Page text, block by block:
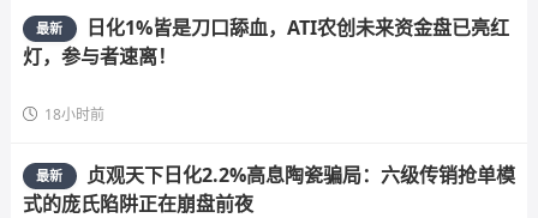
最新
日化1%皆是刀口舔血，ATI农创未来资金盘已亮红
灯，参与者速离！
18小时前
最新
贞观天下日化2.2%高息陶瓷骗局：六级传销抢单模
式的庞氏陷阱正在崩盘前夜